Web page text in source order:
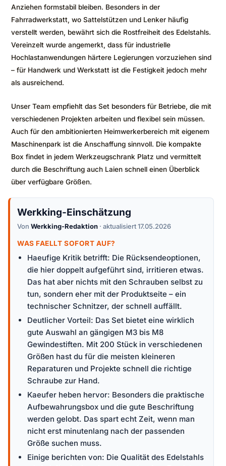
Anziehen formstabil bleiben. Besonders in der
Fahrradwerkstatt, wo Sattelstützen und Lenker häufig
verstellt werden, bewährt sich die Rostfreiheit des Edelstahls.
Vereinzelt wurde angemerkt, dass für industrielle
Hochlastanwendungen härtere Legierungen vorzuziehen sind
– für Handwerk und Werkstatt ist die Festigkeit jedoch mehr
als ausreichend.
Unser Team empfiehlt das Set besonders für Betriebe, die mit
verschiedenen Projekten arbeiten und flexibel sein müssen.
Auch für den ambitionierten Heimwerkerbereich mit eigenem
Maschinenpark ist die Anschaffung sinnvoll. Die kompakte
Box findet in jedem Werkzeugschrank Platz und vermittelt
durch die Beschriftung auch Laien schnell einen Überblick
über verfügbare Größen.
Werkking-Einschätzung
Von Werkking-Redaktion · aktualisiert 17.05.2026
WAS FAELLT SOFORT AUF?
Haeufige Kritik betrifft: Die Rücksendeoptionen,
die hier doppelt aufgeführt sind, irritieren etwas.
Das hat aber nichts mit den Schrauben selbst zu
tun, sondern eher mit der Produktseite – ein
technischer Schnitzer, der schnell auffällt.
Deutlicher Vorteil: Das Set bietet eine wirklich
gute Auswahl an gängigen M3 bis M8
Gewindestiften. Mit 200 Stück in verschiedenen
Größen hast du für die meisten kleineren
Reparaturen und Projekte schnell die richtige
Schraube zur Hand.
Kaeufer heben hervor: Besonders die praktische
Aufbewahrungsbox und die gute Beschriftung
werden gelobt. Das spart echt Zeit, wenn man
nicht erst minutenlang nach der passenden
Größe suchen muss.
Einige berichten von: Die Qualität des Edelstahls